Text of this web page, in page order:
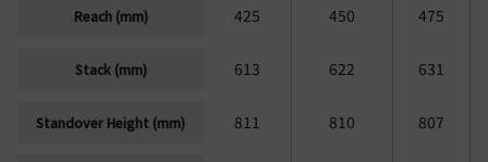
Reach (mm) 425 450 475
Stack (mm) 613 622 631
Standover Height (mm) 811 810 807